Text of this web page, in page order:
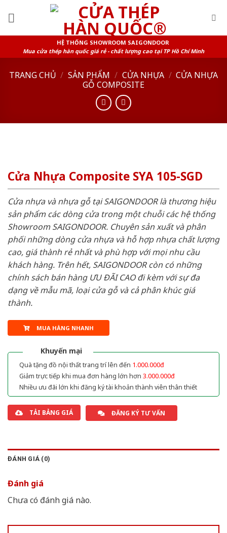
HỆ THỐNG SHOWROOM SAIGONDOOR
Mua cửa thép hàn quốc giá rẻ - chất lượng cao tại TP Hồ Chí Minh
TRANG CHỦ / SẢN PHẨM / CỬA NHỰA / CỬA NHỰA
GỖ COMPOSITE
Cửa Nhựa Composite SYA 105-SGD
Cửa nhựa và nhựa gỗ tại SAIGONDOOR là thương hiệu
sản phẩm các dòng cửa trong một chuỗi các hệ thống
Showroom SAIGONDOOR. Chuyên sản xuất và phân
phối những dòng cửa nhựa và hỗ hợp nhựa chất lượng
cao, giá thành rẻ nhất và phù hợp với mọi nhu cầu
khách hàng. Trên hết, SAIGONDOOR còn có những
chính sách bán hàng ƯU ĐÃI CAO đi kèm với sự đa
dạng về mẫu mã, loại cửa gỗ và cả phân khúc giá
thành.
MUA HÀNG NHANH
Khuyến mại
Quà tặng đồ nội thất trang trí lên đến 1.000.000đ
Giảm trực tiếp khi mua đơn hàng lớn hơn 3.000.000đ
Nhiều ưu đãi lớn khi đăng ký tài khoản thành viên thân thiết
TẢI BẢNG GIÁ ĐĂNG KÝ TƯ VẤN
ĐÁNH GIÁ (0)
Đánh giá
Chưa có đánh giá nào.